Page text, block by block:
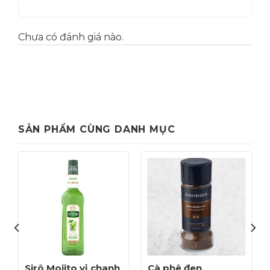
Chưa có đánh giá nào.
SẢN PHẨM CÙNG DANH MỤC